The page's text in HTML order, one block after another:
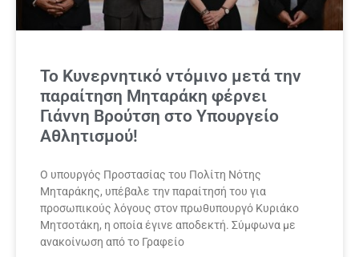
Το Κυνερνητικό ντόμινο μετά την
παραίτηση Μηταράκη φέρνει
Γιάννη Βρούτση στο Υπουργείο
Αθλητισμού!
Ο υπουργός Προστασίας του Πολίτη Νότης
Μηταράκης, υπέβαλε την παραίτησή του για
προσωπικούς λόγους στον πρωθυπουργό Κυριάκο
Μητσοτάκη, η οποία έγινε αποδεκτή. Σύμφωνα με
ανακοίνωση από το Γραφείο